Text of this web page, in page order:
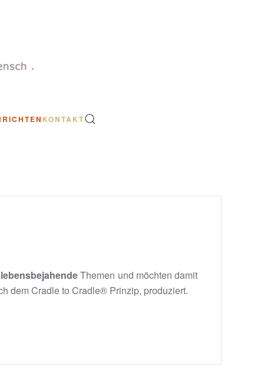
KONTAKT
Themen und möchten damit
dem Cradle to Cradle® Prinzip, produziert.